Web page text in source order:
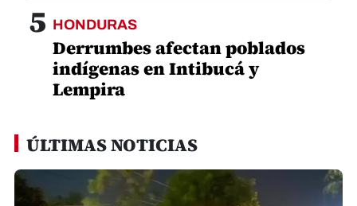
5 HONDURAS
Derrumbes afectan poblados
indígenas en Intibucá y
Lempira
ÚLTIMAS NOTICIAS